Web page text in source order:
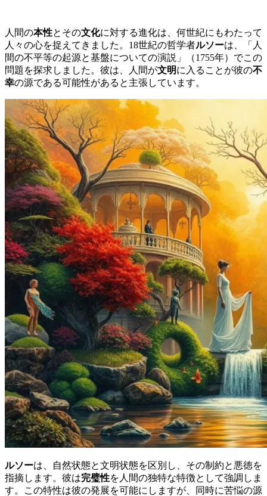
人間の本性とその文化に対する進化は、何世紀にもわたって
人々の心を捉えてきました。18世紀の哲学者ルソーは、「人
間の不平等の起源と基盤についての演説」（1755年）でこの
問題を探求しました。彼は、人間が文明に入ることが彼の不
幸の源である可能性があると主張しています。
ルソーは、自然状態と文明状態を区別し、その制約と悪徳を
指摘します。彼は完璧性を人間の独特な特徴として強調しま
す。この特性は彼の発展を可能にしますが、同時に苦悩の源